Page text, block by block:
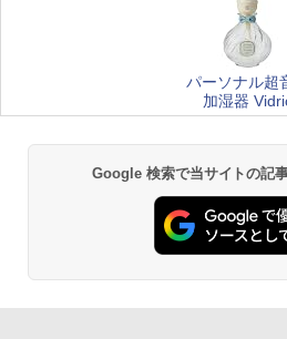
パーソナル超
加湿器
Google 検索で当サイトの記